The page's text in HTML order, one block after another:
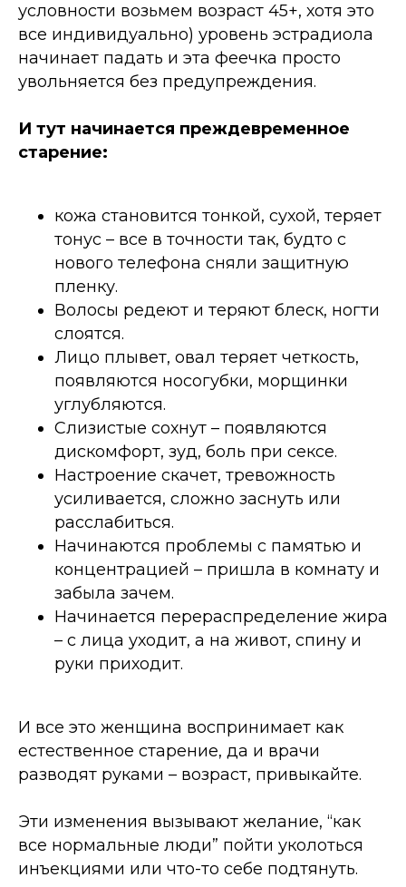
условности возьмем возраст 45+, хотя это
все индивидуально) уровень эстрадиола
начинает падать и эта феечка просто
увольняется без предупреждения.
И тут начинается преждевременное
старение:
кожа становится тонкой, сухой, теряет
тонус – все в точности так, будто с
нового телефона сняли защитную
пленку.
Волосы редеют и теряют блеск, ногти
слоятся.
Лицо плывет, овал теряет четкость,
появляются носогубки, морщинки
углубляются.
Слизистые сохнут – появляются
дискомфорт, зуд, боль при сексе.
Настроение скачет, тревожность
усиливается, сложно заснуть или
расслабиться.
Начинаются проблемы с памятью и
концентрацией – пришла в комнату и
забыла зачем.
Начинается перераспределение жира
– с лица уходит, а на живот, спину и
руки приходит.
И все это женщина воспринимает как
естественное старение, да и врачи
разводят руками – возраст, привыкайте.
Эти изменения вызывают желание, “как
все нормальные люди” пойти уколоться
инъекциями или что-то себе подтянуть.